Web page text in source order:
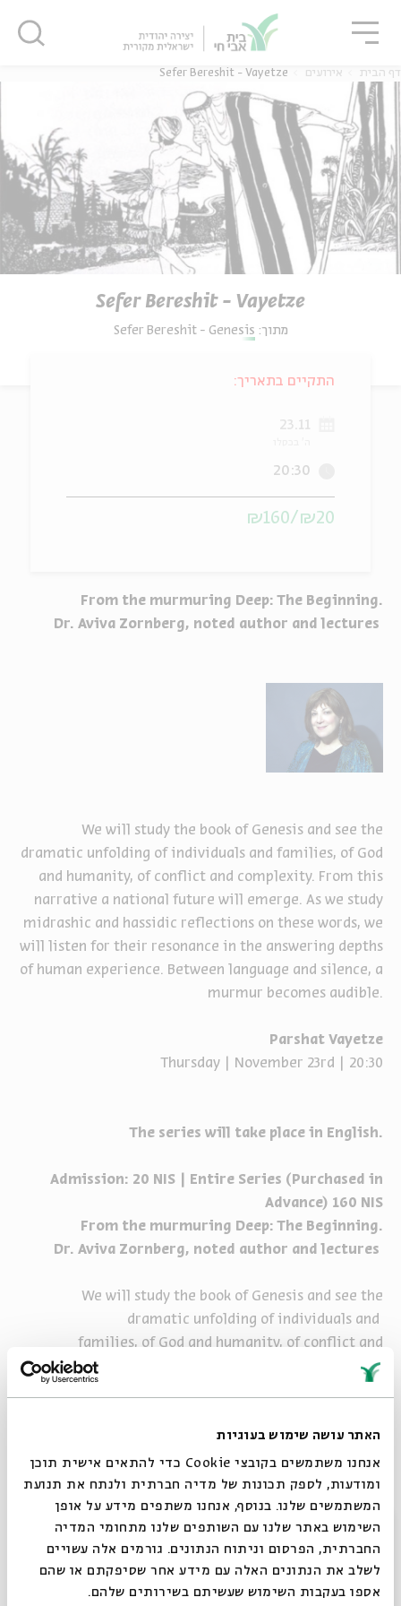
האתר עושה שימוש בעוגיות
אנחנו משתמשים בקובצי Cookie כדי להתאים אישית תוכן
ומודעות, לספק תכונות של מדיה חברתית ולנתח את תנועת
המשתמשים שלנו. בנוסף, אנחנו משתפים מידע על אופן
השימוש באתר שלנו עם השותפים שלנו מתחומי המדיה
החברתית, הפרסום וניתוח הנתונים. גורמים אלה עשויים
לשלב את הנתונים האלה עם מידע אחר שסיפקתם או שהם
אספו בעקבות השימוש שעשיתם בשירותים שלהם.
דף הבית אירועים Sefer Bereshit - Vayetze
Sefer Bereshit - Vayetze
מתוך: Sefer Bereshit - Genesis
From the murmuring Deep: The Beginning.
Dr. Aviva Zornberg, noted author and lectures
We will study the book of Genesis and see the
dramatic unfolding of individuals and families, of God
and humanity, of conflict and complexity. From this
narrative a national future will emerge. As we study
midrashic and hassidic reflections on these words, we
will listen for their resonance in the answering depths
of human experience. Between language and silence, a
murmur becomes audible.
Parshat Vayetze
Thursday | November 23rd | 20:30
The series will take place in English.
Admission: 20 NIS | Entire Series (Purchased in
Advance) 160 NIS
From the murmuring Deep: The Beginning.
Dr. Aviva Zornberg, noted author and lectures
We will study the book of Genesis and see the
dramatic unfolding of individuals and
families, of God and humanity, of conflict and
complexity. From this narrative a national
will listen for their resonance in the answering depths
of human experience. Between
language and silence, a murmur becomes audible.
התקיים בתאריך:
23.11
20:30
₪20/₪160
סגור
סגור